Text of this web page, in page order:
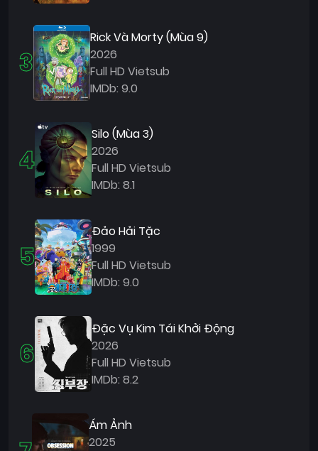
Gia
Blog
sưu
3
Rick Và Morty (Mùa 9)
2026
Full HD Vietsub
IMDb: 9.0
4
Silo (Mùa 3)
2026
Full HD Vietsub
IMDb: 8.1
5
Đảo Hải Tặc
1999
Full HD Vietsub
IMDb: 9.0
6
Đặc Vụ Kim Tái Khởi Động
2026
Full HD Vietsub
IMDb: 8.2
Ám Ảnh
2025